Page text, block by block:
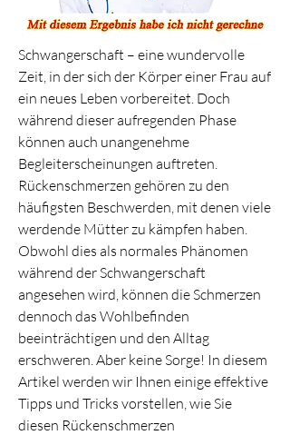
Schwangerschaft – eine wundervolle
Zeit, in der sich der Körper einer Frau auf
ein neues Leben vorbereitet. Doch
während dieser aufregenden Phase
können auch unangenehme
Begleiterscheinungen auftreten.
Rückenschmerzen gehören zu den
häufigsten Beschwerden, mit denen viele
werdende Mütter zu kämpfen haben.
Obwohl dies als normales Phänomen
während der Schwangerschaft
angesehen wird, können die Schmerzen
dennoch das Wohlbefinden
beeinträchtigen und den Alltag
erschweren. Aber keine Sorge! In diesem
Artikel werden wir Ihnen einige effektive
Tipps und Tricks vorstellen, wie Sie
diesen Rückenschmerzen